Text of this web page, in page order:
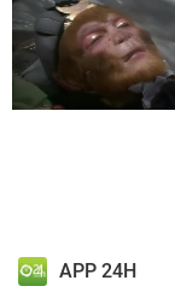
APP 24H